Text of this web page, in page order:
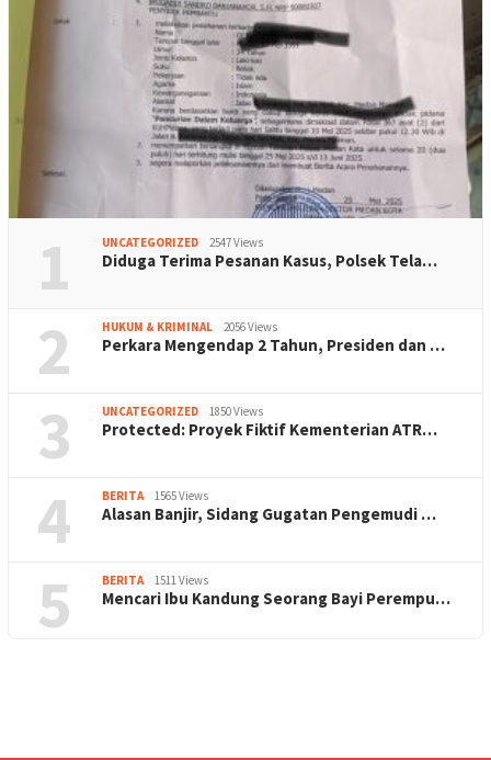
1 UNCATEGORIZED 2547 Views
Diduga Terima Pesanan Kasus, Polsek Tela…
2 HUKUM & KRIMINAL 2056 Views
Perkara Mengendap 2 Tahun, Presiden dan …
3 UNCATEGORIZED 1850 Views
Protected: Proyek Fiktif Kementerian ATR…
4 BERITA 1565 Views
Alasan Banjir, Sidang Gugatan Pengemudi …
5 BERITA 1511 Views
Mencari Ibu Kandung Seorang Bayi Perempu…